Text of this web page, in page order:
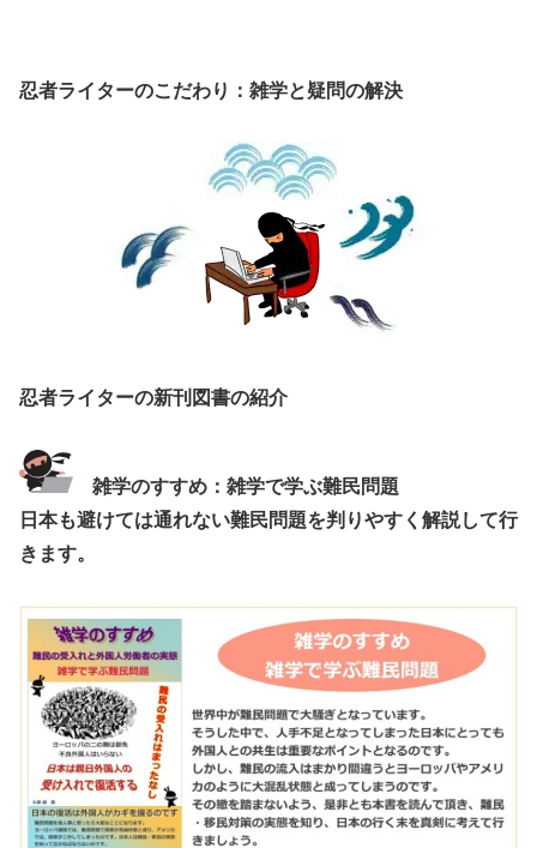
忍者ライターのこだわり：雑学と疑問の解決
忍者ライターの新刊図書の紹介
雑学のすすめ：雑学で学ぶ難民問題
日本も避けては通れない難民問題を判りやすく解説して行
きます。